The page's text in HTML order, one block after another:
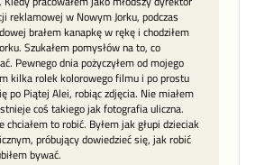
reklamowej w Nowym Jorku, podczas
brałem kanapkę w rękę i chodziłem
Szukałem pomysłów na to, co
Pewnego dnia pożyczyłem od mojego
kilka rolek kolorowego filmu i po prostu
po Piątej Alei, robiąc zdjęcia. Nie miałem
coś takiego jak fotografia uliczna.
chciałem to robić. Byłem jak głupi dzieciak
próbujący dowiedzieć się, jak robić
bywać.